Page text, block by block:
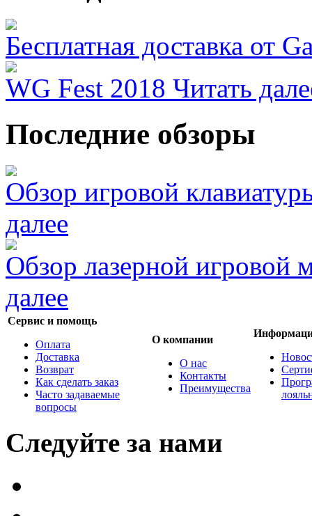
Бесплатная доставка от
WG Fest 2018 Читать
Последние обзоры
Обзор игровой
далее
Обзор лазерной
далее
Сервис и помощь
Оплата
Доставка
Возврат
Как сделать заказ
Часто задаваемые
вопросы
О компании
О нас
Контакты
Преимущества
Следуйте за нами